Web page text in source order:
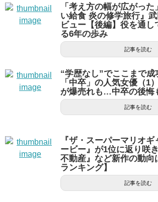
「考え方の幅が広がっ
い給食 炎の修学旅行』
ビュー【後編】役を通し
る6年の歩み
記事を読む
“学歴なし”でここまで
「中卒」の人気女優（1
が爆売れも…中卒の後悔
記事を読む
『ザ・スーパーマリオ
ービー』が1位に返り咲
不動産』など新作の動向
ランキング】
記事を読む